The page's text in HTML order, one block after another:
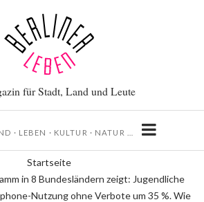
für Stadt, Land und Leute
· LEBEN · KULTUR · NATUR …
Startseite
in 8 Bundesländern zeigt: Jugendliche
Nutzung ohne Verbote um 35 %. Wie